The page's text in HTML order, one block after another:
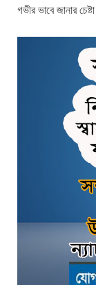
গভীর ভাবে জানার